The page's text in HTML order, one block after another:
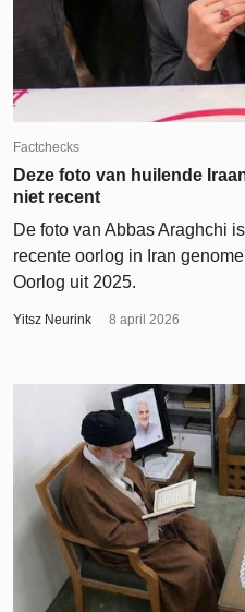
Factchecks
Deze foto van huilende
niet recent
De foto van Abbas Araghchi
recente oorlog in Iran
Oorlog uit 2025.
Yitsz Neurink 8 april 2026